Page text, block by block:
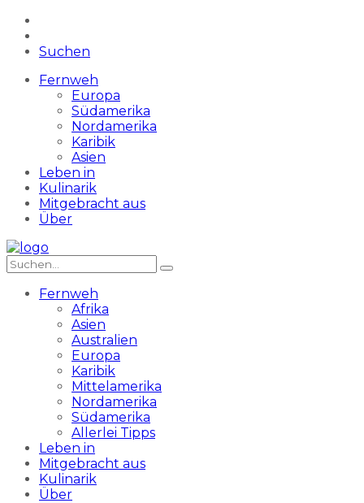
Suchen
Fernweh
Europa
Südamerika
Nordamerika
Karibik
Asien
Leben in
Kulinarik
Mitgebracht aus
Über
Fernweh
Afrika
Asien
Australien
Europa
Karibik
Mittelamerika
Nordamerika
Südamerika
Allerlei Tipps
Leben in
Mitgebracht aus
Kulinarik
Über